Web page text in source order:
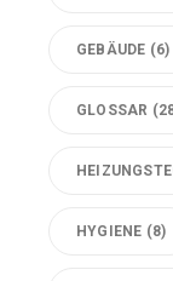
GEBÄUDE (6)
GLOSSAR
HYGIENE (8)